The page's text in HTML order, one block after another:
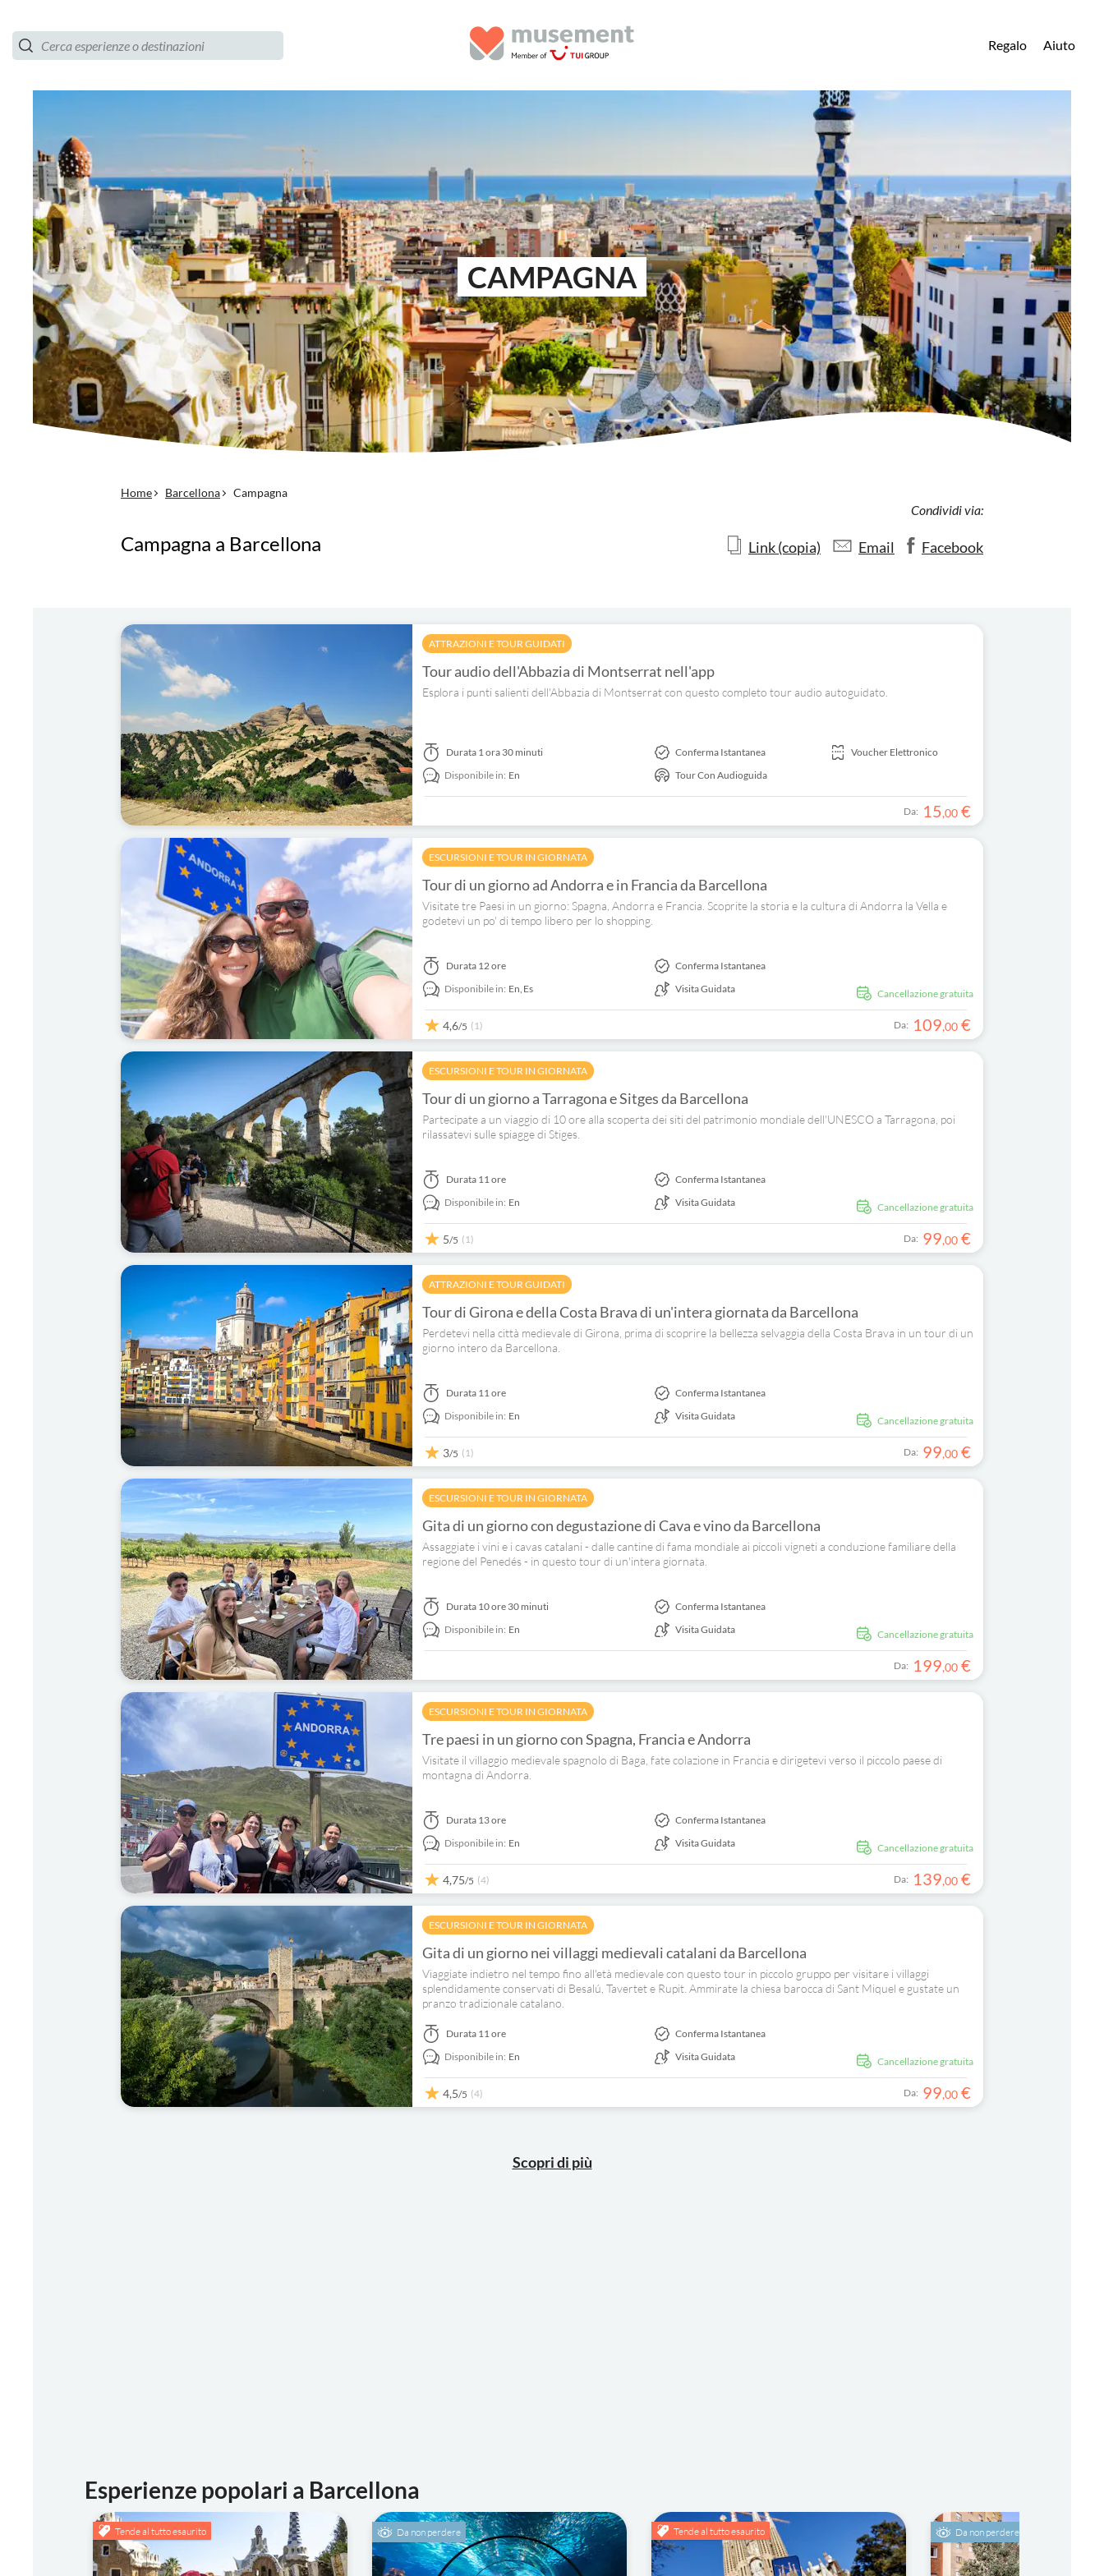
Regalo Aiuto
CAMPAGNA
Home Barcellona Campagna
Campagna a Barcellona
Condividi via:
Link (copia) Email Facebook
ATTRAZIONI E TOUR GUIDATI
Tour audio dell'Abbazia di Montserrat nell'app
Esplora i punti salienti dell'Abbazia di Montserrat con questo completo tour audio autoguidato.
Durata 1 ora 30 minuti
Disponibile in: En
Conferma Istantanea
Tour Con Audioguida
Voucher Elettronico
Da: 15,00 €
ESCURSIONI E TOUR IN GIORNATA
Tour di un giorno ad Andorra e in Francia da Barcellona
Visitate tre Paesi in un giorno: Spagna, Andorra e Francia. Scoprite la storia e la cultura di Andorra la Vella e
godetevi un po' di tempo libero per lo shopping.
Cancellazione gratuita
Durata 12 ore
Disponibile in: En, Es
Conferma Istantanea
Visita Guidata
4,6/5 (1) Da: 109,00 €
ESCURSIONI E TOUR IN GIORNATA
Tour di un giorno a Tarragona e Sitges da Barcellona
Partecipate a un viaggio di 10 ore alla scoperta dei siti del patrimonio mondiale dell'UNESCO a Tarragona, poi
rilassatevi sulle spiagge di Stiges.
Cancellazione gratuita
Durata 11 ore
Disponibile in: En
Conferma Istantanea
Visita Guidata
5/5 (1) Da: 99,00 €
ATTRAZIONI E TOUR GUIDATI
Tour di Girona e della Costa Brava di un'intera giornata da Barcellona
Perdetevi nella città medievale di Girona, prima di scoprire la bellezza selvaggia della Costa Brava in un tour di un
giorno intero da Barcellona.
Cancellazione gratuita
Durata 11 ore
Disponibile in: En
Conferma Istantanea
Visita Guidata
3/5 (1) Da: 99,00 €
ESCURSIONI E TOUR IN GIORNATA
Gita di un giorno con degustazione di Cava e vino da Barcellona
Assaggiate i vini e i cavas catalani - dalle cantine di fama mondiale ai piccoli vigneti a conduzione familiare della
regione del Penedés - in questo tour di un'intera giornata.
Cancellazione gratuita
Durata 10 ore 30 minuti
Disponibile in: En
Conferma Istantanea
Visita Guidata
Da: 199,00 €
ESCURSIONI E TOUR IN GIORNATA
Tre paesi in un giorno con Spagna, Francia e Andorra
Visitate il villaggio medievale spagnolo di Baga, fate colazione in Francia e dirigetevi verso il piccolo paese di
montagna di Andorra.
Cancellazione gratuita
Durata 13 ore
Disponibile in: En
Conferma Istantanea
Visita Guidata
4,75/5 (4) Da: 139,00 €
ESCURSIONI E TOUR IN GIORNATA
Gita di un giorno nei villaggi medievali catalani da Barcellona
Viaggiate indietro nel tempo fino all'età medievale con questo tour in piccolo gruppo per visitare i villaggi
splendidamente conservati di Besalú, Tavertet e Rupit. Ammirate la chiesa barocca di Sant Miquel e gustate un
pranzo tradizionale catalano.
Cancellazione gratuita
Durata 11 ore
Disponibile in: En
Conferma Istantanea
Visita Guidata
4,5/5 (4) Da: 99,00 €
Scopri di più
Esperienze popolari a Barcellona
Tende al tutto esaurito Da non perdere Tende al tutto esaurito Da non perdere